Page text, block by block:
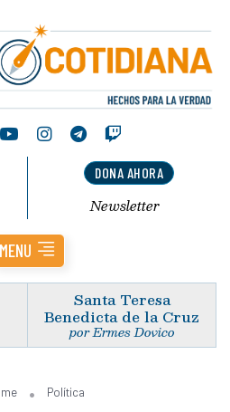
DONA AHORA
Newsletter
MENU
Santa Teresa
Benedicta de la Cruz
por Ermes Dovico
Política